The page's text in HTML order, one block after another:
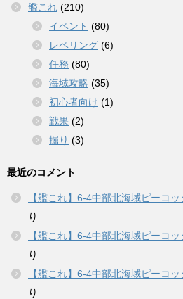
艦これ (210)
イベント (80)
レベリング (6)
任務 (80)
海域攻略 (35)
初心者向け (1)
戦果 (2)
掘り (3)
最近のコメント
【艦これ】6-4中部北海域ピーコ
り
【艦これ】6-4中部北海域ピーコ
り
【艦これ】6-4中部北海域ピーコ
り